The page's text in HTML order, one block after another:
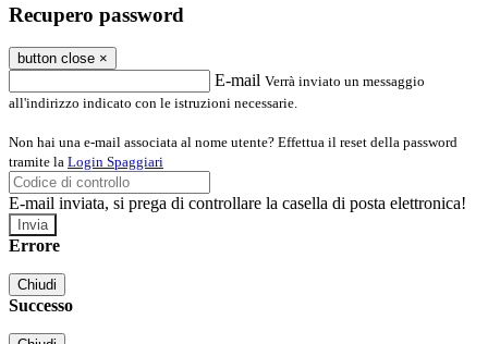
Recupero password
button close ×
E-mail Verrà inviato un messaggio
all'indirizzo indicato con le istruzioni necessarie.
Non hai una e-mail associata al nome utente? Effettua il reset della password
tramite la Login Spaggiari
E-mail inviata, si prega di controllare la casella di posta elettronica!
Errore
Chiudi
Successo